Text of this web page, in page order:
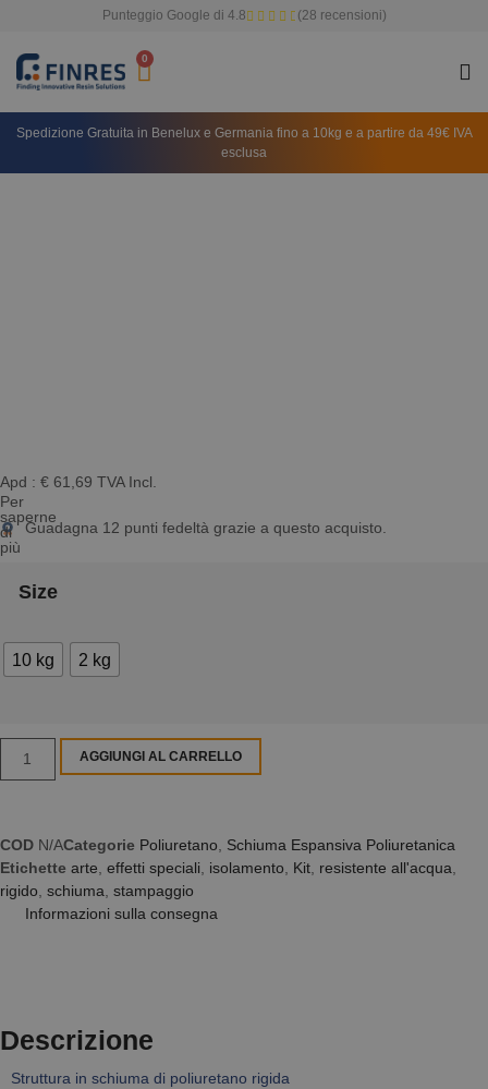
Punteggio Google di 4.8 (28 recensioni)
0
Spedizione Gratuita in Benelux e Germania fino a 10kg e a partire da 49€ IVA
esclusa
Apd : € 61,69 TVA Incl.
Per
saperne
di
più
Guadagna 12 punti fedeltà grazie a questo acquisto.
Size
10 kg 2 kg
AGGIUNGI AL CARRELLO
COD N/ACategorie Poliuretano
Schiuma Espansiva Poliuretanica
Etichette arte effetti speciali isolamento Kit resistente all'acqua
rigido schiuma stampaggio
Informazioni sulla consegna
Descrizione
Struttura in schiuma di poliuretano rigida